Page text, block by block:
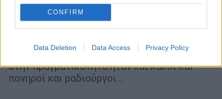
CONFIRM
Data Deletion Data Access Privacy Policy
Όταν κάνεις μια βαθιά βουτιά στην
προσωπική τους ζωή, αποδεικνύεται ότι
πολλοί από αυτούς τους ανθρώπους που
έχουν φορέσει το ντύμα του καλού και
χαμογελούν από τις σελίδες της Ιστορίας
στην πραγματικότητα ήταν και κακοί και
πονηροί και ραδιούργοι…